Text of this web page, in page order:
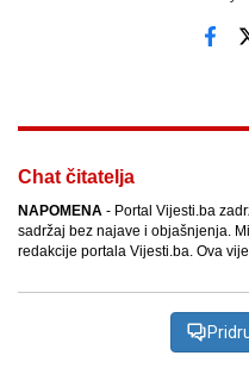
Chat čitatelja
NAPOMENA - Portal Vijesti.ba
sadržaj bez najave i objašnjenja.
redakcije portala Vijesti.ba. Ova